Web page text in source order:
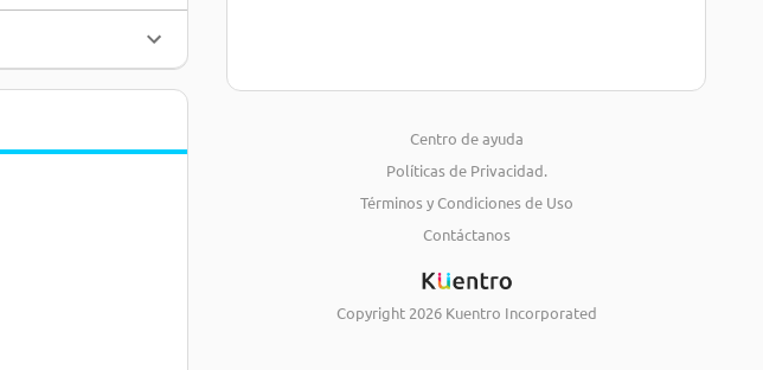
Centro de ayuda
Políticas de Privacidad.
Términos y Condiciones de Uso
Contáctanos
Copyright 2026 Kuentro Incorporated